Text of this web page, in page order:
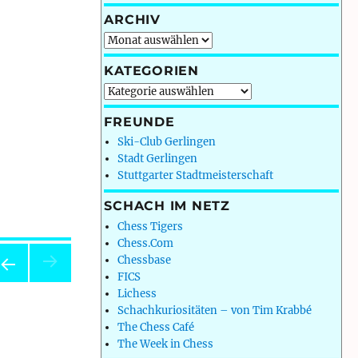
ARCHIV
Archiv
KATEGORIEN
Kategorien
FREUNDE
Ski-Club Gerlingen
Stadt Gerlingen
Stuttgarter Stadtmeisterschaft
SCHACH IM NETZ
Chess Tigers
Chess.Com
Chessbase
FICS
Lichess
Schachkuriositäten – von Tim Krabbé
The Chess Café
The Week in Chess